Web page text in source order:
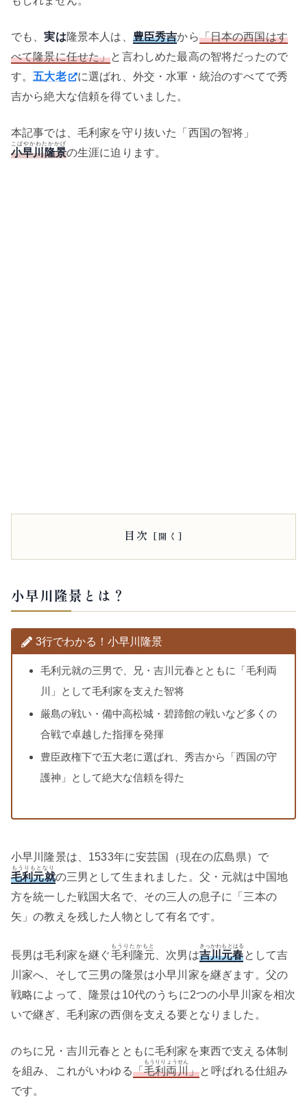
でも、実は隆景本人は、 豊臣秀吉から「日本の西国はす
べて隆景に任せた」と言わしめた最高の智将だったので
す。 五大老
に選ばれ、外交・水軍・統治のすべてで秀
吉から絶大な信頼を得ていました。
本記事では、毛利家を守り抜いた「西国の智将」
小早川隆景
こばやかわたかかげ
の生涯に迫ります。
目次
小早川隆景とは？
3行でわかる！小早川隆景
毛利元就の三男で、兄・吉川元春とともに「毛利両
川」として毛利家を支えた智将
厳島の戦い・備中高松城・碧蹄館の戦いなど多くの
合戦で卓越した指揮を発揮
豊臣政権下で五大老に選ばれ、秀吉から「西国の守
護神」として絶大な信頼を得た
小早川隆景は、1533年に安芸国（現在の広島県）で
毛利元就
もうりもとなり
の三男として生まれました。父・元就は中国地
方を統一した戦国大名で、その三人の息子に「三本の
矢」の教えを残した人物として有名です。
長男は毛利家を継ぐ毛利隆元
もうりたかもと
、次男は吉川元春
きっかわもとはる
として吉
川家へ、そして三男の隆景は小早川家を継ぎます。父の
戦略によって、隆景は10代のうちに2つの小早川家を相次
いで継ぎ、毛利家の西側を支える要となりました。
のちに兄・吉川元春とともに毛利家を東西で支える体制
を組み、これがいわゆる「毛利両川
もうりりょうせん
」と呼ばれる仕組み
です。